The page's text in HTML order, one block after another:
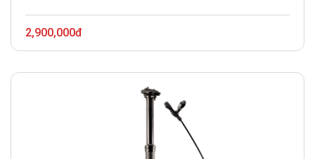
2,900,000đ